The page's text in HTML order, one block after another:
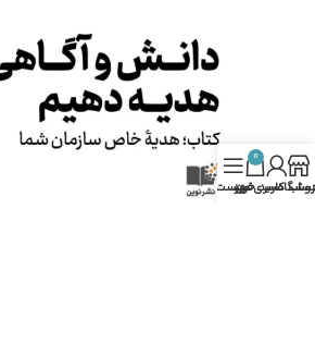
کاربری من
0
سبد خریدفهرست